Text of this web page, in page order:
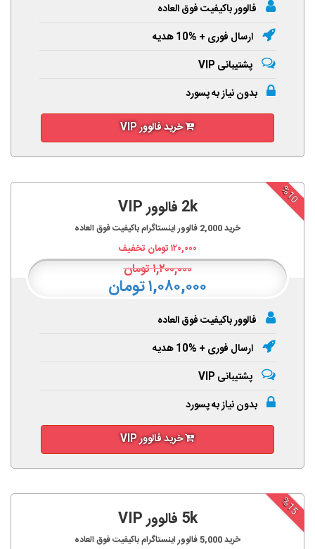
فالوور باکیفیت فوق العاده
ارسال فوری + %10 هدیه
پشتیبانی VIP
بدون نیاز به پسورد
خرید فالوور VIP
%10
2k فالوور VIP
خرید2,000 فالوور اینستاگرام باکیفیت فوق العاده
۱۲۰,۰۰۰تومان تخفیف
۱,۲۰۰,۰۰۰تومان
۱,۰۸۰,۰۰۰ تومان
فالوور باکیفیت فوق العاده
ارسال فوری + %10 هدیه
پشتیبانی VIP
بدون نیاز به پسورد
خرید فالوور VIP
%15
5k فالوور VIP
خرید5,000فالوور اینستاگرام باکیفیت فوق العاده